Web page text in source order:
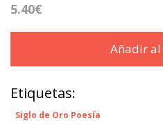
5.40€
Añadir
Etiquetas:
Siglo de Oro Poesía